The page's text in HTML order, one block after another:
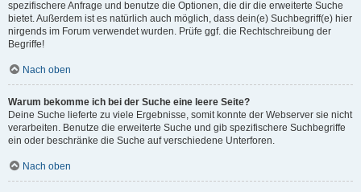
spezifischere Anfrage und benutze die Optionen, die dir die erweiterte Suche
bietet. Außerdem ist es natürlich auch möglich, dass dein(e) Suchbegriff(e) hier
nirgends im Forum verwendet wurden. Prüfe ggf. die Rechtschreibung der
Begriffe!
Nach oben
Warum bekomme ich bei der Suche eine leere Seite?
Deine Suche lieferte zu viele Ergebnisse, somit konnte der Webserver sie nicht
verarbeiten. Benutze die erweiterte Suche und gib spezifischere Suchbegriffe
ein oder beschränke die Suche auf verschiedene Unterforen.
Nach oben